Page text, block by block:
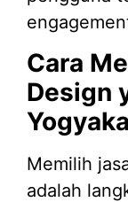
Cara
Design
Memilih
adalah